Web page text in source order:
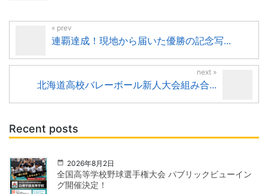
連覇達成！現地から届いた優勝の記念写...
北海道高校バレーボール新人大会組み合...
Recent posts
2026年8月2日
全国高等学校野球選手権大会 パブリックビューイン
グ開催決定！